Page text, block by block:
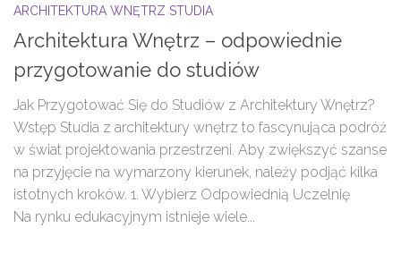
ARCHITEKTURA WNĘTRZ STUDIA
Architektura Wnętrz – odpowiednie
przygotowanie do studiów
Jak Przygotować Się do Studiów z Architektury Wnętrz?
Wstęp Studia z architektury wnętrz to fascynująca podróż
w świat projektowania przestrzeni. Aby zwiększyć szanse
na przyjęcie na wymarzony kierunek, należy podjąć kilka
istotnych kroków. 1. Wybierz Odpowiednią Uczelnię
Na rynku edukacyjnym istnieje wiele...